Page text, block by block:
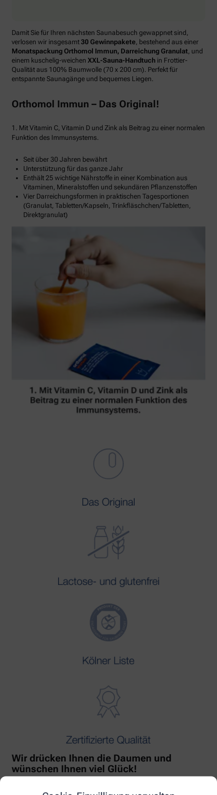
Damit Sie für Ihren nächsten Saunabesuch gewappnet sind,
verlosen wir insgesamt30 Gewinnpakete, bestehend aus einer
Monatspackung Orthomol Immun, Darreichung Granulat, und
einem kuschelig-weichen XXL-Sauna-Handtuch in Frottier-
Qualität aus 100% Baumwolle (70 x 200 cm). Perfekt für
entspannte Saunagänge und bequemes Liegen.
Orthomol Immun – Das Original!
1. Mit Vitamin C, Vitamin D und Zink als Beitrag zu einer normalen
Funktion des Immunsystems.
Seit über 30 Jahren bewährt
Unterstützung für das ganze Jahr
Enthält 25 wichtige Nährstoffe in einer Kombination aus
Vitaminen, Mineralstoffen und sekundären Pflanzenstoffen
Vier Darreichungsformen in praktischen Tagesportionen
(Granulat, Tabletten/Kapseln, Trinkfläschchen/Tabletten,
Direktgranulat)
Wir drücken Ihnen die Daumen und
wünschen Ihnen viel Glück!